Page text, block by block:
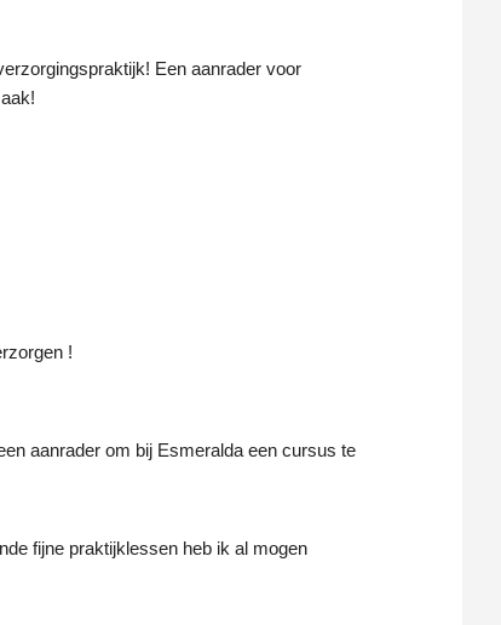
Een aanrader voor
!
aanrader om bij Esmeralda een cursus te
fijne praktijklessen heb ik al mogen